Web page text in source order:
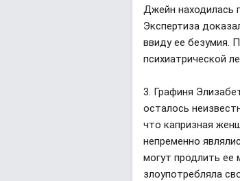
Джейн находилась
Экспертиза
ввиду ее безумия.
психиатрической
3. Графиня
осталось
что капризная
непременно
могут продлить ее
злоупотребляла